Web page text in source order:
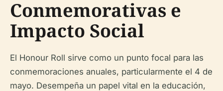
Conmemorativas e
Impacto Social
El Honour Roll sirve como un punto focal para las
conmemoraciones anuales, particularmente el 4 de
mayo. Desempeña un papel vital en la educación,